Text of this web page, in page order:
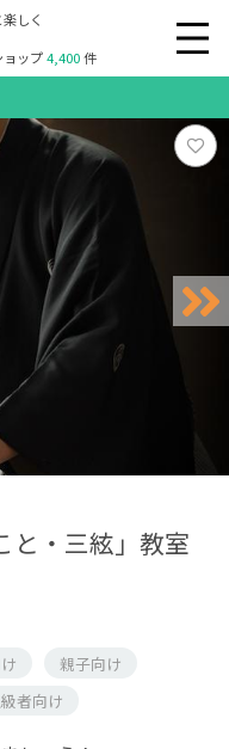
しく
ョップ4,400件
と・三絃」教室
親子向け
者向け